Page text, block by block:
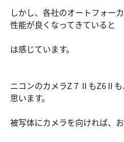
しかし、各社のオートフォー
性能が良くなってきていると
は感じています。
ニコンのカメラZ７ⅡもZ6Ⅱも
思います。
被写体にカメラを向ければ、